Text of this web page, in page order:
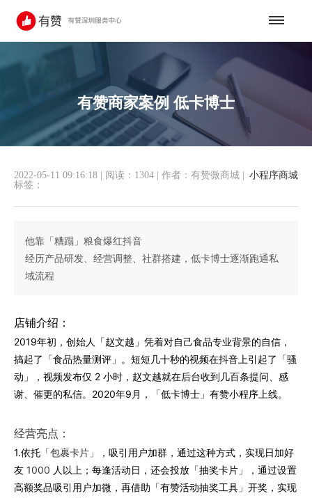
有赞商家案例 低卡博士
小程序商城
2022-05-11 09:16:18 阅读：1304 作者：有赞微商城
标签：
他靠「糟蹋」粮食爆红抖音
经历产品研发、经营调整、社群搭建，低卡博士逐渐跑通私
域流程
店铺介绍：
2019年初，创始人「赵文越」凭着对自己食品专业背景的自信，
搞起了「食品热量测评」。短短几十秒的视频在抖音上引起了「骚
动」，视频发布仅 2 小时，赵文越就在后台收到几百条提问、感
谢、催更的私信。 2020年9月，「低卡博士」有赞小程序上线。
经营亮点：
1.依托 「包裹卡片」
，吸引用户加群，通过这种方式，实现日加好
友 1000 人以上；每逢活动日，还会投放「抽奖卡片」，通过设置
高额奖品吸引用户加微，再借助「有赞活动抽奖工具」开奖，实现